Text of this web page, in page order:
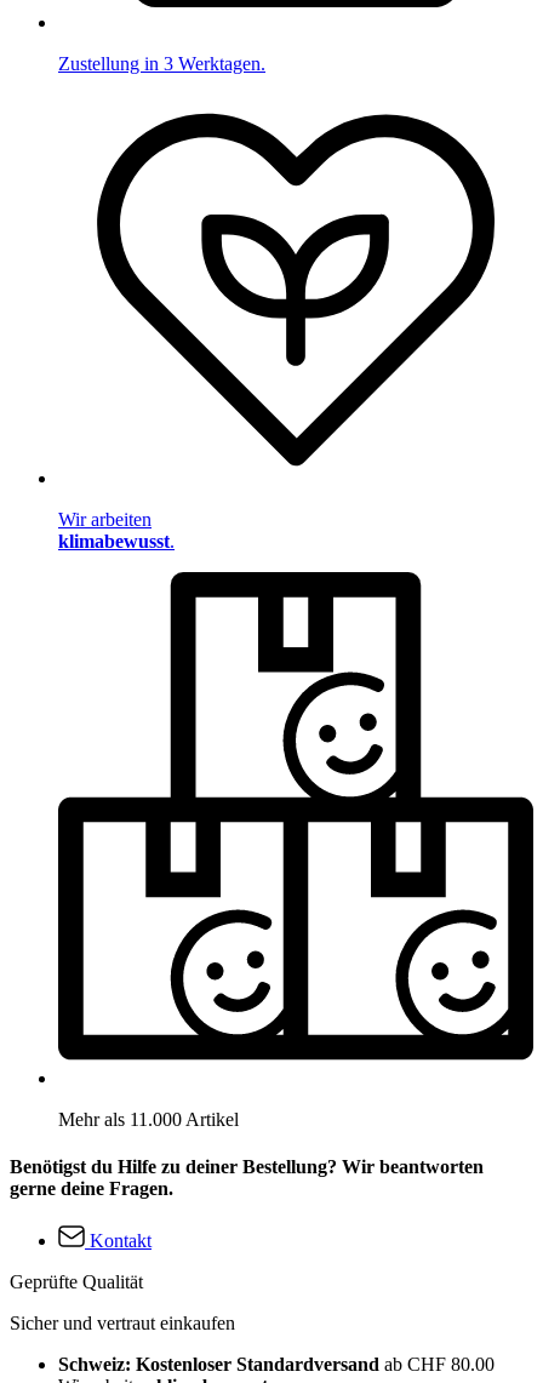
Zustellung in 3 Werktagen.
Wir arbeiten
klimabewusst.
Mehr als 11.000 Artikel
Benötigst du Hilfe zu deiner Bestellung? Wir beantworten
gerne deine Fragen.
Kontakt
Geprüfte Qualität
Sicher und vertraut einkaufen
Schweiz: Kostenloser Standardversand ab CHF 80.00